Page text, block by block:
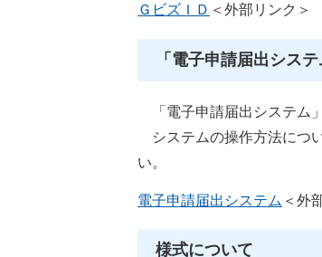
ＧビズＩＤ ＜外部リンク＞
「電子申請届出シス
「電子申請届出システム
システムの操作方法につ
い。
電子申請届出システム ＜外
様式について